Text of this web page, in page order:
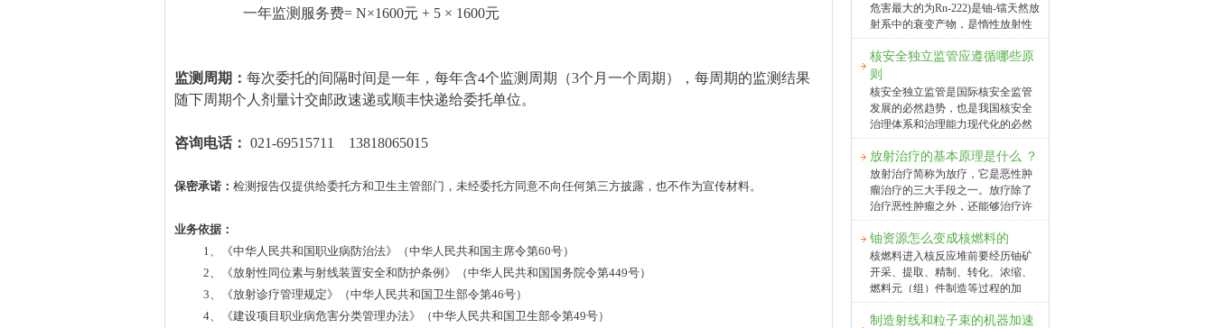
危害最大的为Rn-222)是铀-镭天然放
射系中的衰变产物，是惰性放射性
气体，存在于一切环境空气中。氡
气的半衰期是3.8天，衰变后会生成
金属放射性子体。这些子体的半衰
期都较短，称为短寿命子体。氡及
其子体是人类所受天然福射的主要
来源之一，对公众产生不可避免的
持续照射，其所致剂量约占所有天
然辐射的一半。氡浓度的分布水平
在自然界中极不均匀，通常室内要
高于室外，地下室等通风不好的环
境中氡浓度会更高。我们在呼吸过
程中，会将空气中的氡及其子体吸
入体内，它们会沉积在呼吸道内，
沉积的氡子体在衰变过程中会放射
出电离本领较强的α粒子，会持续不
断地对肺
核安全独立监管应遵循哪些原
则
核安全独立监管是国际核安全监管
发展的必然趋势，也是我国核安全
治理体系和治理能力现代化的必然
要求。本报特刊发相关文章，对我
国当前核安全独立监管面临的问题
进行分析，探索实现核安全监管体
系和监管能力现代化的有效路径，
以飨读者。 加强核安全独立监管，
关系到核能的开发利用和核安全监
管事业的发展。2012年10月24日，
国务院常务会议审议通过《核安全
与放射性污染防治“十二五”规划及
2020年远景目标（2011-2020年）》
（简称《规划》）。《规划》强
调，日本福岛核事故的经验教训十
放射治疗的基本原理是什么 ？
放射治疗简称为放疗，它是恶性肿
瘤治疗的三大手段之一。放疗除了
治疗恶性肿瘤之外，还能够治疗许
多良性肿瘤，如垂体瘤等。放疗也
能够治疗非肿瘤性疾病，如抑制瘢
痕再生等。放射治疗肿瘤是利用电
离辐射照射肿瘤组织，将肿瘤细胞
杀灭，从而达到治疗的目的。那么
电离辐射为什么能够杀死肿瘤细胞
呢？电离辐射照射肿瘤的时候能够
铀资源怎么变成核燃料的
核燃料进入核反应堆前要经历铀矿
开采、提取、精制、转化、浓缩、
燃料元（组）件制造等过程的加
工。由于铀矿具有放射性，通过测
量射线强度，可以计算铀矿储量和
制造射线和粒子束的机器加速
一年监测服务费= N×1600元 + 5 × 1600元
监测周期： 每次委托的间隔时间是一年，每年含4个监测周期（3个月一个周期），每周期的监测结果
随下周期个人剂量计交邮政速递或顺丰快递给委托单位。
咨询电话： 021-69515711 13818065015
保密承诺： 检测报告仅提供给委托方和卫生主管部门，未经委托方同意不向任何第三方披露，也不作为宣传材料。
业务依据：
1、《中华人民共和国职业病防治法》（中华人民共和国主席令第60号）
2、《放射性同位素与射线装置安全和防护条例》（中华人民共和国国务院令第449号）
3、《放射诊疗管理规定》（中华人民共和国卫生部令第46号）
4、《建设项目职业病危害分类管理办法》（中华人民共和国卫生部令第49号）